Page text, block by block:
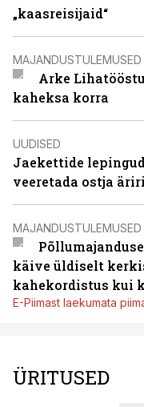
„kaasreisijaid“
MAJANDUSTULEMUSED
Arke
kaheksa korra
UUDISED
Jaekettide
veeretada ostja
MAJANDUSTULEMUSED
käive üldiselt
kahekordistus kui
E-Piimast laekumata
ÜRITUSED